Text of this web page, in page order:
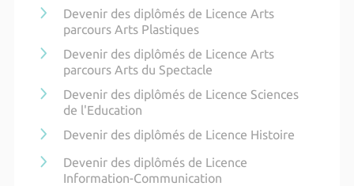
Devenir des diplômés de Licence Arts
parcours Arts Plastiques
Devenir des diplômés de Licence Arts
parcours Arts du Spectacle
Devenir des diplômés de Licence Sciences
de l'Education
Devenir des diplômés de Licence Histoire
Devenir des diplômés de Licence
Information-Communication